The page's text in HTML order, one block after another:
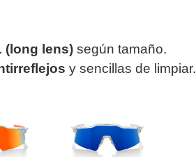
(long lens)según tamaño.
y sencillas de limpiar.